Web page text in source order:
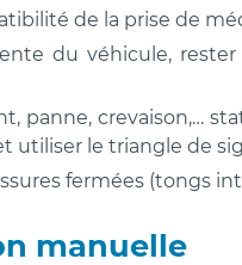
de la prise de
du véhicule,
panne, crevaison,…
utiliser le triangle de
fermées (tongs
manuelle